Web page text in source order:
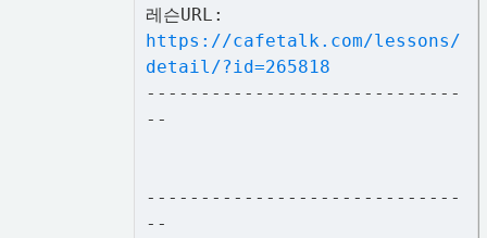
레슨URL:
https://cafetalk.com/lessons/
detail/?id=265818
-----------------------------
--
-----------------------------
--